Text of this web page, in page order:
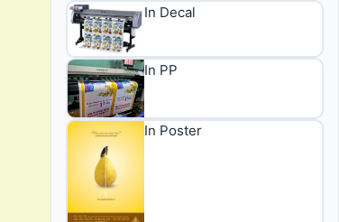
In Decal
In PP
In Poster